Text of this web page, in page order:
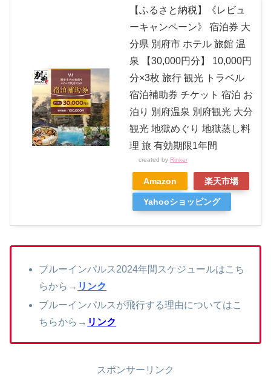
【ふるさと納税】《レビュ
ーキャンペーン》 宿泊券 大
分県 別府市 ホテル 旅館 温
泉 【30,000円分】 10,000円
分×3枚 旅行 観光 トラベル
宿泊補助券 チケット 宿泊 お
泊り 別府温泉 別府観光 大分
観光 地獄めぐり 地獄蒸し料
理 旅 有効期限1年間
created by Rinker
Amazon 楽天市場
Yahooショッピング
ブルーインパルス2024年間スケジュールはこち
らから→ リンク
ブルーインパルスが飛行する理由についてはこ
ちらから→ リンク
スポンサーリンク